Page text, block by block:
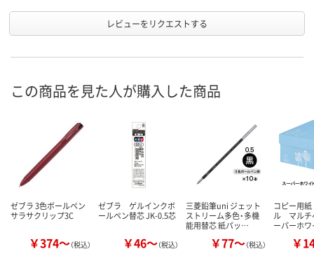
レビューをリクエストする
この商品を見た人が購入した商品
ゼブラ 3色ボールペン
サラサクリップ3C
￥374～（税込）
ゼブラ ゲルインクボ
ールペン替芯 JK-0.5芯
￥46～（税込）
三菱鉛筆uni ジェット
ストリーム多色・多機
能用替芯 紙パッ…
￥77～（税込）
コピー用
ル マルチ
ーパーホワ
￥